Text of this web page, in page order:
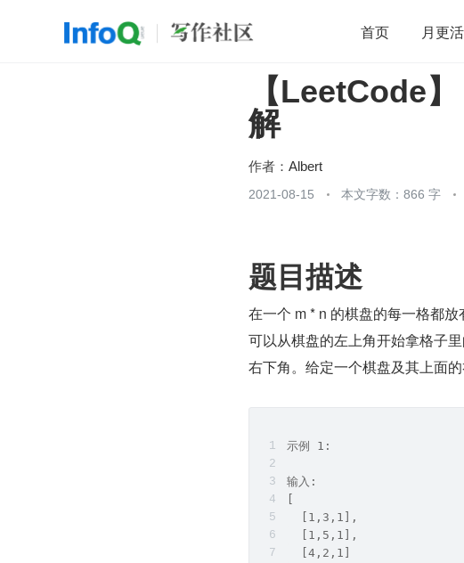
首页 月更
架构
【LeetCode
解
作者： Albert
2021-08-15 本文字数：866 字
题目描述
在一个 m * n 的棋盘的每一格都
可以从棋盘的左上角开始拿格子
右下角。给定一个棋盘及其上面
示例 1:
输入:
  [1,3,1],
  [1,5,1],
  [4,2,1]